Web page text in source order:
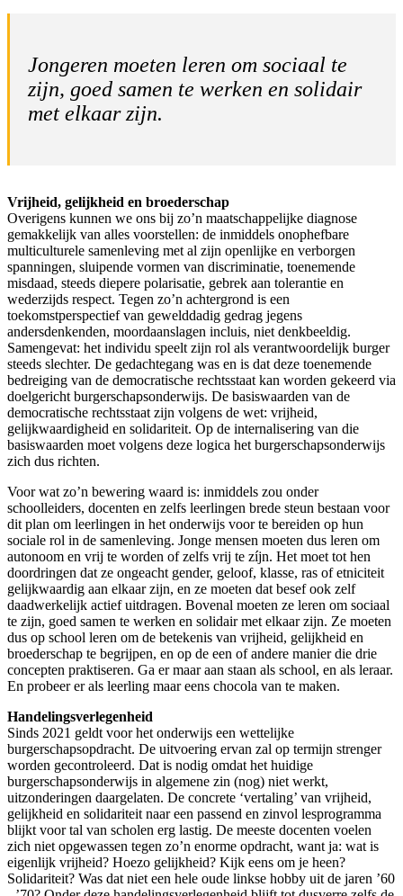
Jongeren moeten leren om sociaal te
zijn, goed samen te werken en solidair
met elkaar zijn.
Vrijheid, gelijkheid en broederschap
Overigens kunnen we ons bij zo’n maatschappelijke diagnose
gemakkelijk van alles voorstellen: de inmiddels onophefbare
multiculturele samenleving met al zijn openlijke en verborgen
spanningen, sluipende vormen van discriminatie, toenemende
misdaad, steeds diepere polarisatie, gebrek aan tolerantie en
wederzijds respect. Tegen zo’n achtergrond is een
toekomstperspectief van gewelddadig gedrag jegens
andersdenkenden, moordaanslagen incluis, niet denkbeeldig.
Samengevat: het individu speelt zijn rol als verantwoordelijk burger
steeds slechter. De gedachtegang was en is dat deze toenemende
bedreiging van de democratische rechtsstaat kan worden gekeerd via
doelgericht burgerschapsonderwijs. De basiswaarden van de
democratische rechtsstaat zijn volgens de wet: vrijheid,
gelijkwaardigheid en solidariteit. Op de internalisering van die
basiswaarden moet volgens deze logica het burgerschapsonderwijs
zich dus richten.
Voor wat zo’n bewering waard is: inmiddels zou onder
schoolleiders, docenten en zelfs leerlingen brede steun bestaan voor
dit plan om leerlingen in het onderwijs voor te bereiden op hun
sociale rol in de samenleving. Jonge mensen moeten dus leren om
autonoom en vrij te worden of zelfs vrij te zíjn. Het moet tot hen
doordringen dat ze ongeacht gender, geloof, klasse, ras of etniciteit
gelijkwaardig aan elkaar zijn, en ze moeten dat besef ook zelf
daadwerkelijk actief uitdragen. Bovenal moeten ze leren om sociaal
te zijn, goed samen te werken en solidair met elkaar zijn. Ze moeten
dus op school leren om de betekenis van vrijheid, gelijkheid en
broederschap te begrijpen, en op de een of andere manier die drie
concepten praktiseren. Ga er maar aan staan als school, en als leraar.
En probeer er als leerling maar eens chocola van te maken.
Handelingsverlegenheid
Sinds 2021 geldt voor het onderwijs een wettelijke
burgerschapsopdracht. De uitvoering ervan zal op termijn strenger
worden gecontroleerd. Dat is nodig omdat het huidige
burgerschapsonderwijs in algemene zin (nog) niet werkt,
uitzonderingen daargelaten. De concrete ‘vertaling’ van vrijheid,
gelijkheid en solidariteit naar een passend en zinvol lesprogramma
blijkt voor tal van scholen erg lastig. De meeste docenten voelen
zich niet opgewassen tegen zo’n enorme opdracht, want ja: wat is
eigenlijk vrijheid? Hoezo gelijkheid? Kijk eens om je heen?
Solidariteit? Was dat niet een hele oude linkse hobby uit de jaren ’60